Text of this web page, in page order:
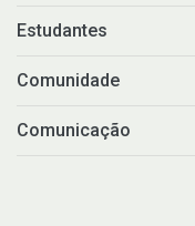
Estudantes
Comunidade
Comunicação